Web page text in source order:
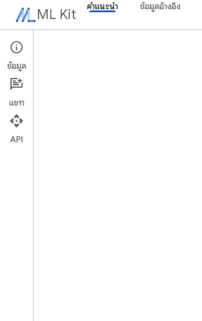
ML Kit คำแนะนำ ข้อมูลอ้างอิง
คำแนะนำ
ภาพรวม
ข้อมูล
แชท
API